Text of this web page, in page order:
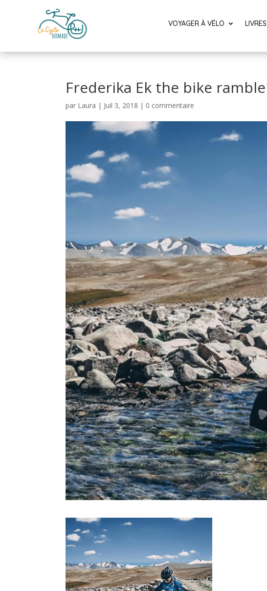
VOYAGER À VÉLO LIVRES
Frederika Ek the bike ramble
par Laura | Juil 3, 2018 | 0 commentaire